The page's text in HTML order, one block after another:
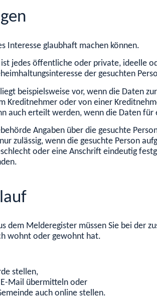
Interesse glaubhaft machen können.
jedes öffentliche oder private, ideelle
der gesuchten
beispielsweise vor, wenn die Daten
Kreditnehmer oder von einer
auch erteilt werden, wenn die Daten für
Angaben über die gesuchte
zulässig, wenn die gesuchte Person
oder eine Anschrift eindeutig
dem Melderegister müssen Sie bei der
wohnt oder gewohnt hat.
stellen,
Mail übermitteln oder
auch online stellen.